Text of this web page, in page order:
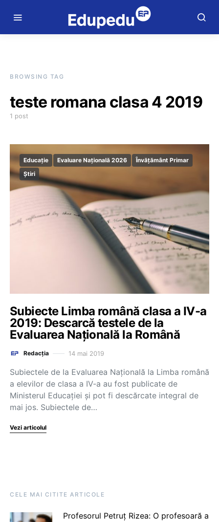
BROWSING TAG
teste romana clasa 4 2019
1 post
Educație Evaluare Națională 2026
Învățământ Primar
Știri
Subiecte Limba română clasa a IV-a
2019: Descarcă testele de la
Evaluarea Națională la Română
Redacția 14 mai 2019
Subiectele de la Evaluarea Națională la Limba română
a elevilor de clasa a IV-a au fost publicate de
Ministerul Educației și pot fi descărcate integral de
mai jos. Subiectele de…
Vezi articolul
CELE MAI CITITE ARTICOLE
Profesorul Petruț Rizea: O profesoară a